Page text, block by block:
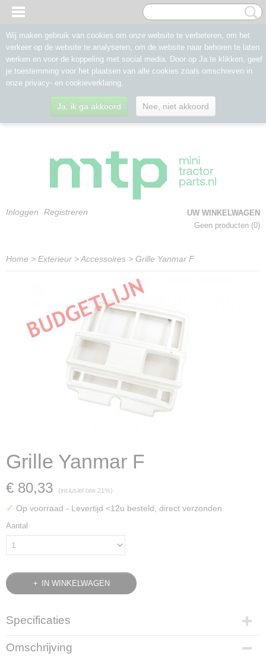
Inloggen Registreren
UW WINKELWAGEN
Geen producten (0)
Home > Exterieur >Accessoires > Grille Yanmar F
Grille Yanmar F
€ 80,33 (inclusief btw 21%)
✓ Op voorraad - Levertijd <12u besteld, direct verzonden
Aantal
IN WINKELWAGEN
Specificaties
Bruto gewicht
1,70 Kg
Omschrijving
Wij maken gebruik van cookies om onze website te verbeteren, om het
verkeer op de website te analyseren, om de website naar behoren te laten
werken en voor de koppeling met social media. Door op Ja te klikken, geef
je toestemming voor het plaatsen van alle cookies zoals omschreven in
onze privacy- en cookieverklaring.
Ja, ik ga akkoord Nee, niet akkoord